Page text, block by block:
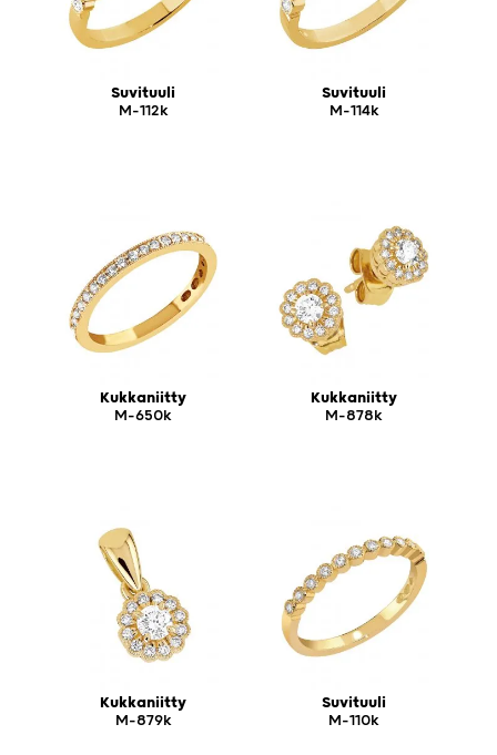
Suvituuli
M-112k
Suvituuli
M-114k
Kukkaniitty
M-650k
Kukkaniitty
M-878k
Kukkaniitty
M-879k
Suvituuli
M-110k